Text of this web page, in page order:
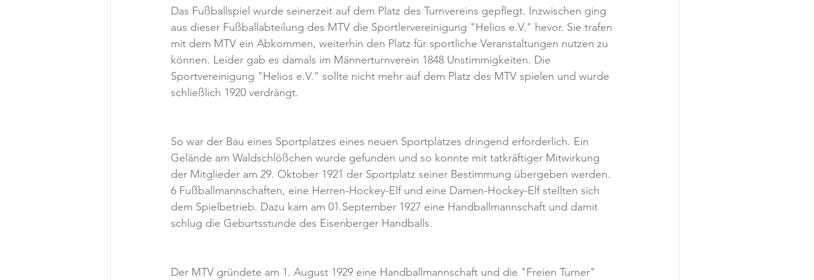
Das Fußballspiel wurde seinerzeit auf dem Platz des Turnvereins gepflegt. Inzwischen ging
aus dieser Fußballabteilung des MTV die Sportlervereinigung "Helios e.V." hevor. Sie trafen
mit dem MTV ein Abkommen, weiterhin den Platz für sportliche Veranstaltungen nutzen zu
können. Leider gab es damals im Männerturnverein 1848 Unstimmigkeiten. Die
Sportvereinigung "Helios e.V." sollte nicht mehr auf dem Platz des MTV spielen und wurde
schließlich 1920 verdrängt.
So war der Bau eines Sportplatzes eines neuen Sportplatzes dringend erforderlich. Ein
Gelände am Waldschlößchen wurde gefunden und so konnte mit tatkräftiger Mitwirkung
der Mitglieder am 29. Oktober 1921 der Sportplatz seiner Bestimmung übergeben werden.
6 Fußballmannschaften, eine Herren-Hockey-Elf und eine Damen-Hockey-Elf stellten sich
dem Spielbetrieb. Dazu kam am 01.September 1927 eine Handballmannschaft und damit
schlug die Geburtsstunde des Eisenberger Handballs.
Der MTV gründete am 1. August 1929 eine Handballmannschaft und die "Freien Turner"